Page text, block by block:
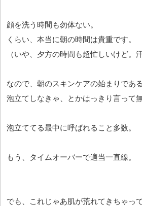
顔を洗う時間も勿体ない。
くらい、本当に朝の時間は貴重です。
（いや、夕方の時間も超忙しいけど。汗
なので、朝のスキンケアの始まりであ
泡立てしなきゃ、とかはっきり言って無
泡立ててる最中に呼ばれること多数。
もう、タイムオーバーで適当一直線。
でも、これじゃあ肌が荒れてきちゃっ